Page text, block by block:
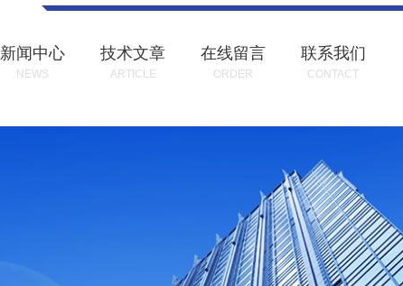
新闻中心
NEWS
技术文章
ARTICLE
在线留言
ORDER
联系我们
CONTACT